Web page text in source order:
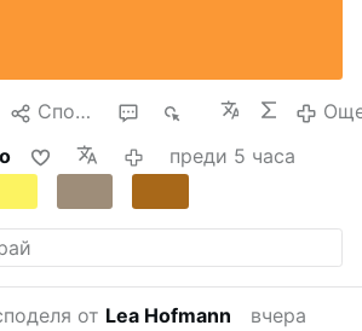
their clandestine instruction of the
Споделяне 198
преди 5 часа
от Lea Hofmann
вчера